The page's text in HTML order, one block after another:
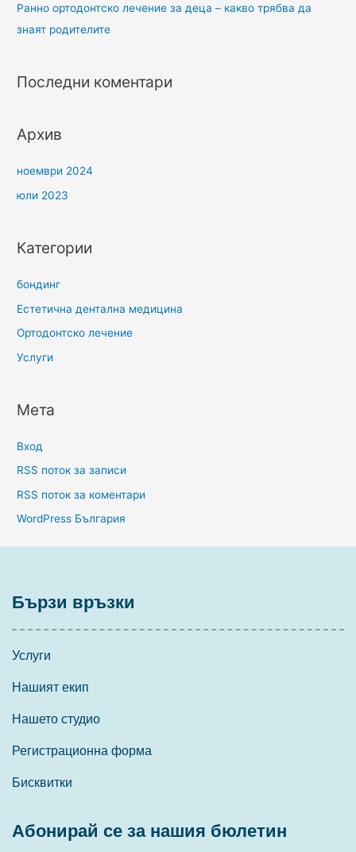
Ранно ортодонтско лечение за деца – какво трябва да
знаят родителите
Последни коментари
Архив
ноември 2024
юли 2023
Категории
бондинг
Естетична дентална медицина
Ортодонтско лечение
Услуги
Мета
Вход
RSS поток за записи
RSS поток за коментари
WordPress България
Бързи връзки
Услуги
Нашият екип
Нашето студио
Регистрационна форма
Бисквитки
Абонирай се за нашия бюлетин